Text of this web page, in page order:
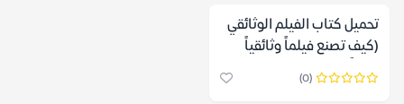
تحميل كتاب الفيلم الوثائقي
(كيف تصنع فيلماً وثائقياً
مؤثراً) – عبد الرحمن صندقجي
(0)